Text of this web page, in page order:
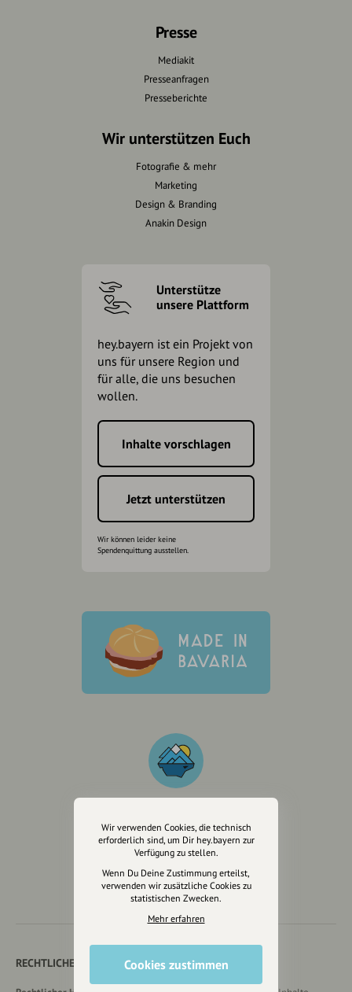
Presse
Mediakit
Presseanfragen
Presseberichte
Wir unterstützen Euch
Fotografie & mehr
Marketing
Design & Branding
Anakin Design
Unterstütze
unsere Plattform
hey.bayern ist ein Projekt von
uns für unsere Region und
für alle, die uns besuchen
wollen.
Inhalte vorschlagen
Jetzt unterstützen
Wir können leider keine
Spendenquittung ausstellen.
Wir sind auch auf
RECHTLICHER HINWEIS UND TRANSPARENZHINWEIS
Wir verwenden Cookies, die technisch
erforderlich sind, um Dir hey.bayern zur
Verfügung zu stellen.
Wenn Du Deine Zustimmung erteilst,
verwenden wir zusätzliche Cookies zu
statistischen Zwecken.
Mehr erfahren
Cookies zustimmen